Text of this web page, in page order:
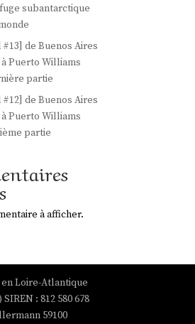
subantarctique
#13] de Buenos Aires
Puerto Williams
partie
#12] de Buenos Aires
Puerto Williams
partie
à afficher.
Loire-Atlantique
: 812 580 678
59100